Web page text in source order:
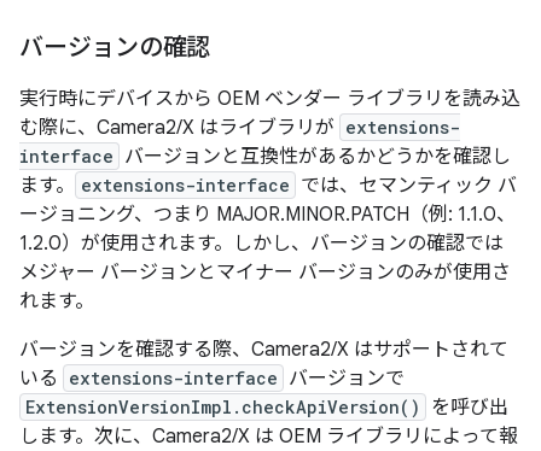
バージョンの確認
実行時にデバイスから OEM ベンダー ライブラリを読み込
む際に、Camera2/X はライブラリが extensions-
interface バージョンと互換性があるかどうかを確認し
ます。
extensions-interface では、セマンティック バ
ージョニング、つまり MAJOR.MINOR.PATCH（例: 1.1.0、
1.2.0）が使用されます。しかし、バージョンの確認では
メジャー バージョンとマイナー バージョンのみが使用さ
れます。
バージョンを確認する際、Camera2/X はサポートされて
いる
extensions-interface バージョンで
ExtensionVersionImpl.checkApiVersion()
を呼び出
します。次に、Camera2/X は OEM ライブラリによって報